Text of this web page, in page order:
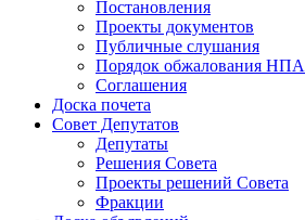
Постановления
Проекты документов
Публичные слушания
Порядок обжалования НПА
Соглашения
Доска почета
Совет Депутатов
Депутаты
Решения Совета
Проекты решений Совета
Фракции